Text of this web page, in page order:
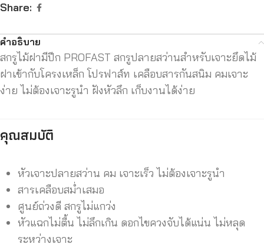
Share:
คำอธิบาย
สกรูไม้ฝามีปีก PROFAST สกรูปลายสว่านสำหรับเจาะยึดไม้
ฝาเข้ากับโครงเหล็ก โปรฟาส์ท เคลือบสารกันสนิม คมเจาะ
ง่าย ไม่ต้องเจาะรูนำ ฝังหัวลึก เก็บงานได้ง่าย
คุณสมบัติ
หัวเจาะปลายสว่าน คม เจาะเร็ว ไม่ต้องเจาะรูนำ
สารเคลือบสม่ำเสมอ
ศูนย์ถ่วงดี สกรูไม่แกว่ง
หัวแฉกไม่ตื้น ไม่ลึกเกิน ดอกไขควงจับได้แน่น ไม่หลุด
ระหว่างเจาะ